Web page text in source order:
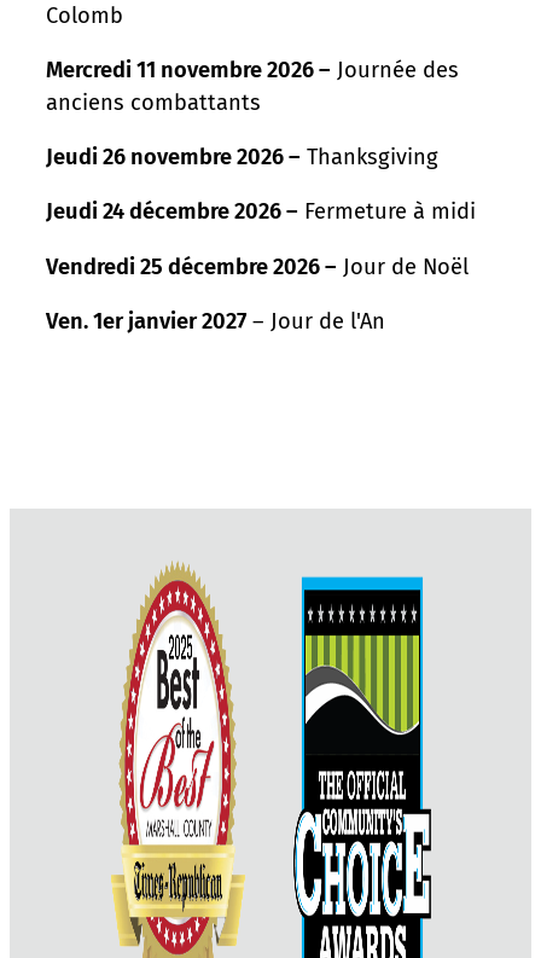
Colomb
Mercredi 11 novembre 2026 – Journée des
anciens combattants
Jeudi 26 novembre 2026 – Thanksgiving
Jeudi 24 décembre 2026 – Fermeture à midi
Vendredi 25 décembre 2026 – Jour de Noël
Ven. 1er janvier 2027 – Jour de l'An